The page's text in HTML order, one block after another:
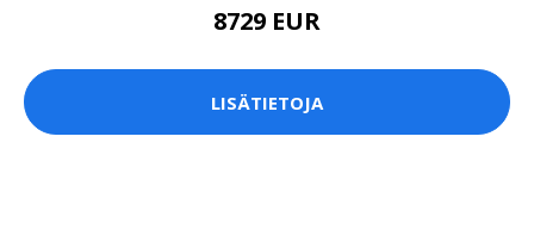
8729 EUR
LISÄTIETOJA